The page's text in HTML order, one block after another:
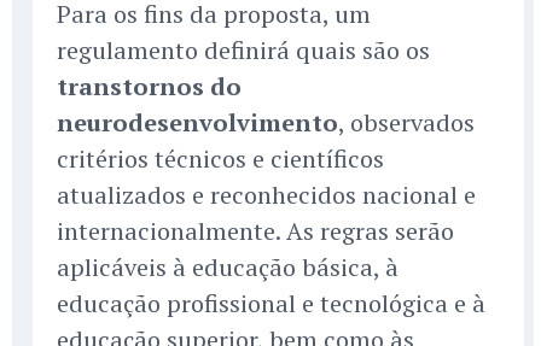
Para os fins da proposta, um
regulamento definirá quais são os
transtornos do
neurodesenvolvimento, observados
critérios técnicos e científicos
atualizados e reconhecidos nacional e
internacionalmente. As regras serão
aplicáveis à educação básica, à
educação profissional e tecnológica e à
educação superior, bem como às